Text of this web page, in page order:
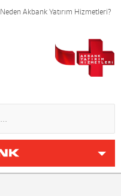
Neden Akbank Yatırım Hizmetleri?